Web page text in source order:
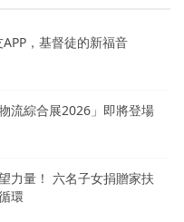
，基督徒的新福音
流綜合展2026」即將登場
力量！ 六名子女捐贈家扶
環